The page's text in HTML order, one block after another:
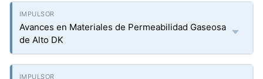
Avances en Materiales de Permeabilidad Gaseosa
de Alto DK